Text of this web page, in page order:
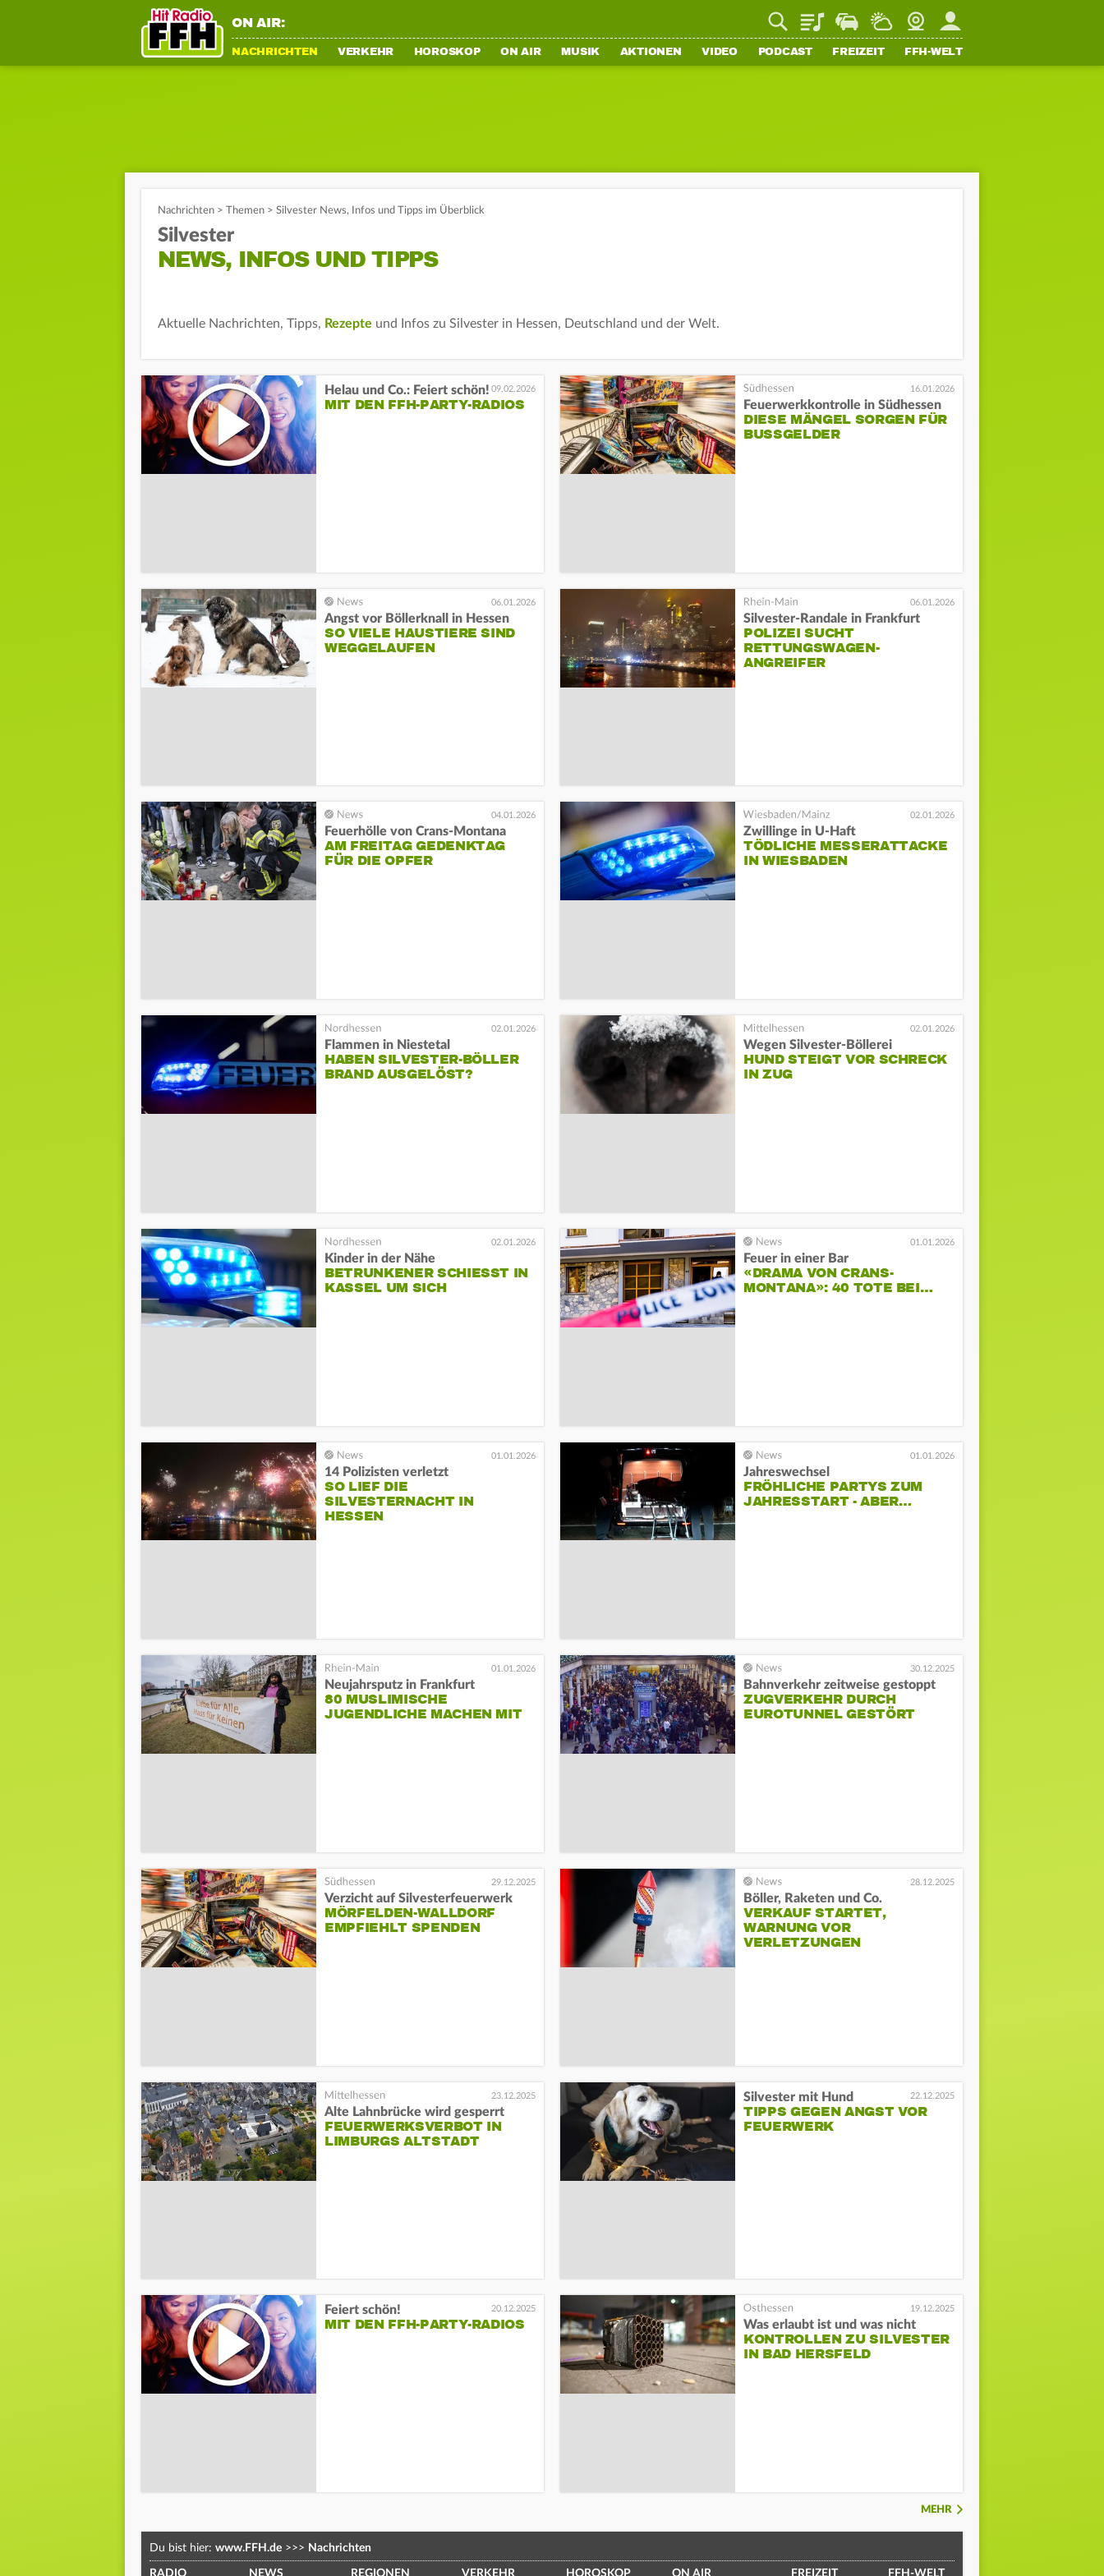
ON AIR: PlaylistStaupilotWetterWebcamMein FFH
NACHRICHTEN VERKEHR HOROSKOP ON AIR MUSIK AKTIONEN VIDEO PODCAST FREIZEIT FFH-WELT
Nachrichten > Themen > Silvester News, Infos und Tipps im Überblick
Silvester
NEWS, INFOS UND TIPPS
Aktuelle Nachrichten, Tipps, Rezepte und Infos zu Silvester in Hessen, Deutschland und der Welt.
09.02.2026
Helau und Co.: Feiert schön!
MIT DEN FFH-PARTY-RADIOS
16.01.2026
Feuerwerkkontrolle in Südhessen
DIESE MÄNGEL SORGEN FÜR
BUSSGELDER
06.01.2026
Angst vor Böllerknall in Hessen
SO VIELE HAUSTIERE SIND
WEGGELAUFEN
06.01.2026
Silvester-Randale in Frankfurt
POLIZEI SUCHT
RETTUNGSWAGEN-
ANGREIFER
04.01.2026
Feuerhölle von Crans-Montana
AM FREITAG GEDENKTAG
FÜR DIE OPFER
02.01.2026
Zwillinge in U-Haft
TÖDLICHE MESSERATTACKE
IN WIESBADEN
02.01.2026
Flammen in Niestetal
HABEN SILVESTER-BÖLLER
BRAND AUSGELÖST?
02.01.2026
Wegen Silvester-Böllerei
HUND STEIGT VOR SCHRECK
IN ZUG
02.01.2026
Kinder in der Nähe
BETRUNKENER SCHIESST IN K
ASSEL UM SICH
01.01.2026
Feuer in einer Bar
«DRAMA VON CRANS-
MONTANA»: 40 TOTE BEI…
01.01.2026
14 Polizisten verletzt
SO LIEF DIE
SILVESTERNACHT IN
HESSEN
01.01.2026
Jahreswechsel
FRÖHLICHE PARTYS ZUM
JAHRESSTART - ABER…
01.01.2026
Neujahrsputz in Frankfurt
80 MUSLIMISCHE
JUGENDLICHE MACHEN MIT
30.12.2025
Bahnverkehr zeitweise gestoppt
ZUGVERKEHR DURCH
EUROTUNNEL GESTÖRT
29.12.2025
Verzicht auf Silvesterfeuerwerk
MÖRFELDEN-WALLDORF
EMPFIEHLT SPENDEN
28.12.2025
Böller, Raketen und Co.
VERKAUF STARTET,
WARNUNG VOR
VERLETZUNGEN
23.12.2025
Alte Lahnbrücke wird gesperrt
FEUERWERKSVERBOT IN
LIMBURGS ALTSTADT
22.12.2025
Silvester mit Hund
TIPPS GEGEN ANGST VOR
FEUERWERK
20.12.2025
Feiert schön!
MIT DEN FFH-PARTY-RADIOS
19.12.2025
Was erlaubt ist und was nicht
KONTROLLEN ZU SILVESTER
IN BAD HERSFELD
MEHR
Du bist hier: www.FFH.de >>> Nachrichten
RADIO NEWS REGIONEN VERKEHR HOROSKOP ON AIR FREIZEIT FFH-WELT